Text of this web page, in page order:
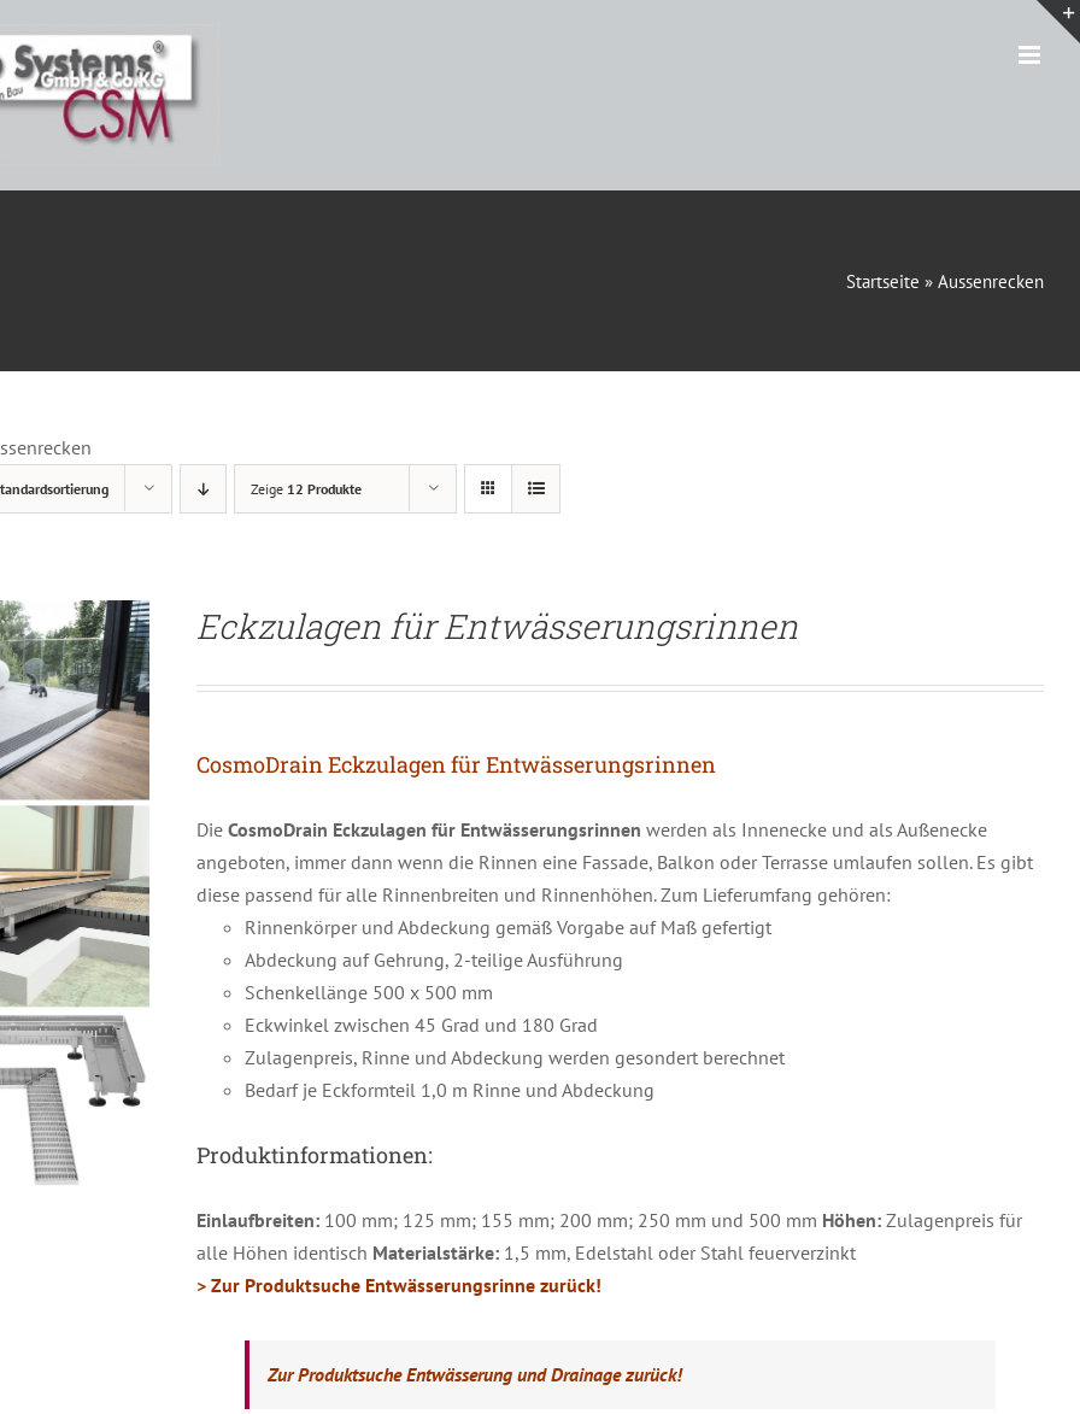
Startseite » Aussenrecken
Zeige 12 Produkte
Eckzulagen für Entwässerungsrinnen
CosmoDrain Eckzulagen für Entwässerungsrinnen
Die CosmoDrain Eckzulagen für Entwässerungsrinnen werden als Innenecke und als Außenecke
angeboten, immer dann wenn die Rinnen eine Fassade, Balkon oder Terrasse umlaufen sollen. Es gibt
diese passend für alle Rinnenbreiten und Rinnenhöhen. Zum Lieferumfang gehören:
Rinnenkörper und Abdeckung gemäß Vorgabe auf Maß gefertigt
Abdeckung auf Gehrung, 2-teilige Ausführung
Schenkellänge 500 x 500 mm
Eckwinkel zwischen 45 Grad und 180 Grad
Zulagenpreis, Rinne und Abdeckung werden gesondert berechnet
Bedarf je Eckformteil 1,0 m Rinne und Abdeckung
Produktinformationen:
Einlaufbreiten:100 mm; 125 mm; 155 mm; 200 mm; 250 mm und 500 mm Höhen: Zulagenpreis für
alle Höhen identisch Materialstärke:1,5 mm, Edelstahl oder Stahl feuerverzinkt
> Zur Produktsuche Entwässerungsrinne zurück!
Zur Produktsuche Entwässerung und Drainage zurück!